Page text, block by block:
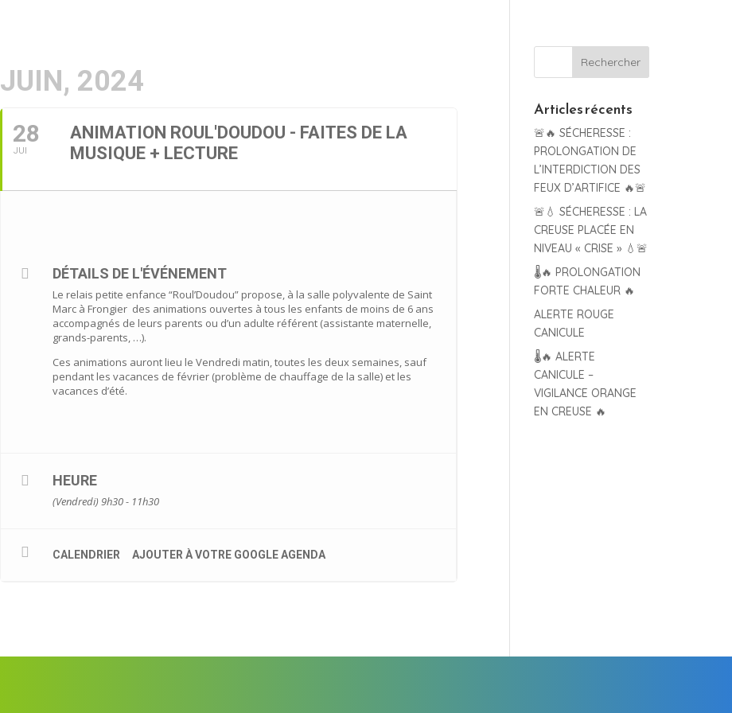
JUIN, 2024
28
JUI
ANIMATION ROUL'DOUDOU - FAITES DE LA
MUSIQUE + LECTURE
DÉTAILS DE L'ÉVÉNEMENT
Le relais petite enfance “Roul’Doudou” propose, à la salle polyvalente de Saint
Marc à Frongier des animations ouvertes à tous les enfants de moins de 6 ans
accompagnés de leurs parents ou d’un adulte référent (assistante maternelle,
grands-parents, …).
Ces animations auront lieu le Vendredi matin, toutes les deux semaines, sauf
pendant les vacances de février (problème de chauffage de la salle) et les
vacances d’été.
HEURE
(Vendredi) 9h30 - 11h30
CALENDRIER AJOUTER À VOTRE GOOGLE AGENDA
Articles récents
🚨🔥 SÉCHERESSE :
PROLONGATION DE
L’INTERDICTION DES
FEUX D’ARTIFICE 🔥🚨
🚨💧 SÉCHERESSE : LA
CREUSE PLACÉE EN
NIVEAU « CRISE » 💧🚨
🌡️🔥 PROLONGATION
FORTE CHALEUR 🔥
ALERTE ROUGE
CANICULE
🌡️🔥 ALERTE
CANICULE –
VIGILANCE ORANGE
EN CREUSE 🔥